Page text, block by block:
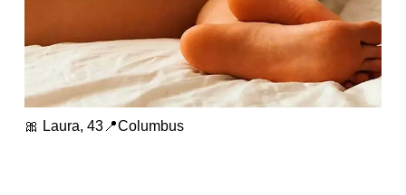
🎀 Laura, 43📍Columbus